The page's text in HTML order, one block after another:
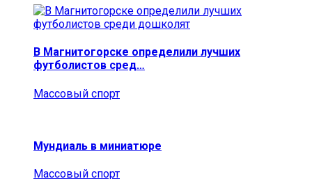
В Магнитогорске определили лучших
футболистов сред…
Массовый спорт
Мундиаль в миниатюре
Массовый спорт